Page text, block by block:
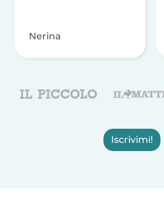
Nerina
Iscrivimi!